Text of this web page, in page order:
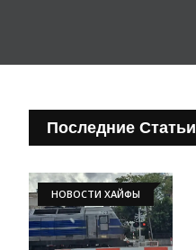
Последние Статьи
НОВОСТИ ХАЙФЫ